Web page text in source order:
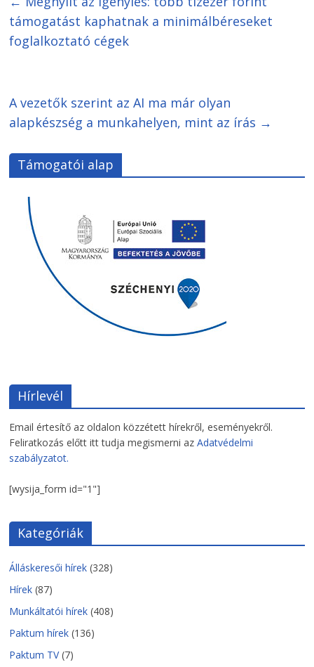
támogatást kaphatnak a minimálbéreseket
foglalkoztató cégek
A vezetők szerint az AI ma már olyan
alapkészség a munkahelyen, mint az írás →
Támogatói alap
Hírlevél
Email értesítő az oldalon közzétett hírekről, eseményekről.
Feliratkozás előtt itt tudja megismerni azAdatvédelmi
szabályzatot.
[wysija_form id="1"]
Kategóriák
Álláskeresői hírek (328)
Hírek (87)
Munkáltatói hírek (408)
Paktum hírek (136)
Paktum TV(7)